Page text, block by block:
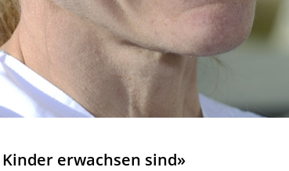
erwachsen sind»